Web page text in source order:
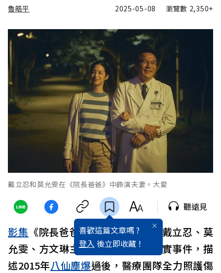
魯皓平 2025-05-08 瀏覽數 2,350+
戴立忍和莫允雯在《院長爸爸》中飾演夫妻。大愛
喜歡這篇文章嗎 ?
登入 後立即收藏 !
聽遠見
影集 《院長爸爸》由洪子鵬執導，戴立忍、莫
允雯、方文琳主演，本劇改編自真實事件，描
述2015年八仙塵爆過後，醫療團隊全力照護傷